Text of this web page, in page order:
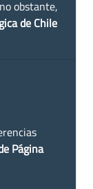
obstante,
de Chile
Página